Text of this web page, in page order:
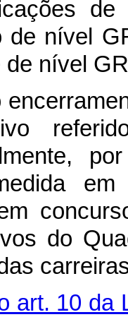
de
de nível
de nível
em
do
art. 10 da